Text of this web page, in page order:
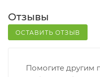
оценить состояние
Вскрывать коробку
не должна
Отзывы
ОСТАВИТЬ ОТЗЫВ
Помогите другим